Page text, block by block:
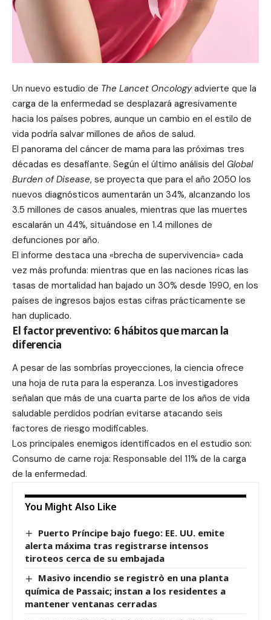
Un nuevo estudio de The Lancet Oncologyadvierte que la
carga de la enfermedad se desplazará agresivamente
hacia los países pobres, aunque un cambio en el estilo de
vida podría salvar millones de años de salud.
El panorama del cáncer de mama para las próximas tres
décadas es desafiante. Según el último análisis del Global
Burden of Disease, se proyecta que para el año 2050 los
nuevos diagnósticos aumentarán un 34%, alcanzando los
3.5 millones de casos anuales, mientras que las muertes
escalarán un 44%, situándose en 1.4 millones de
defunciones por año.
El informe destaca una «brecha de supervivencia» cada
vez más profunda: mientras que en las naciones ricas las
tasas de mortalidad han bajado un 30% desde 1990, en los
países de ingresos bajos estas cifras prácticamente se
han duplicado.
El factor preventivo: 6 hábitos que marcan la
diferencia
A pesar de las sombrías proyecciones, la ciencia ofrece
una hoja de ruta para la esperanza. Los investigadores
señalan que más de una cuarta parte de los años de vida
saludable perdidos podrían evitarse atacando seis
factores de riesgo modificables.
Los principales enemigos identificados en el estudio son:
Consumo de carne roja: Responsable del 11% de la carga
de la enfermedad.
You Might Also Like
Puerto Príncipe bajo fuego: EE. UU. emite
alerta máxima tras registrarse intensos
tiroteos cerca de su embajada
Masivo incendio se registrò en una planta
química de Passaic; instan a los residentes a
mantener ventanas cerradas